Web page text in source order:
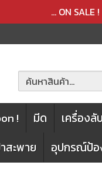
... ON SALE
! มีด เครื่อง
าสะพาย อุปกรณ์ป้อ
สินค้าได้เพิ่มลงใน
สินค้าได้ถูกลบออกจ